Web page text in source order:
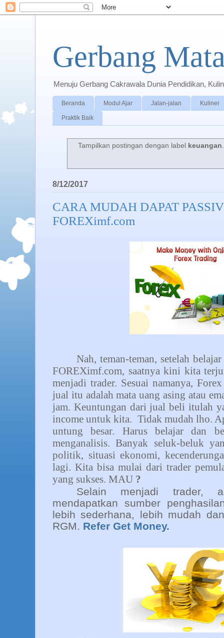
Gerbang
Menuju Gerbang Cakrawala Dunia Pendidikan,
Beranda Modul Ajar Jalan-jalan Kuliner
Praktik Baik
Tampilkan postingan dengan label keuangan
8/12/2017
CARA MUDAH DAPAT
FOREXimf.com
Nah, teman-teman, setelah
FOREXimf.com, saatnya kini kita
menjadi trader. Sesuai namanya,
jual itu adalah mata uang asing atau
jam. Keuntungan dari jual beli itulah
income untuk kita. Tidak mudah lho.
untung besar. Harus belajar dan
menganalisis. Banyak seluk-beluk
politik, situasi ekonomi,
lagi. Kita bisa mulai dari trader
yang sukses. MAU ?
Selain menjadi trader,
mendapatkan sumber
lebih sederhana, lebih mudah
RGM. Refer Get Money.